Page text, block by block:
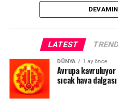
RMMO resmi internet
terör örgütü PKK’ya verdiği
LATEST
DÜNYA 1 ay önce
Avrupa kavruluyor
sıcak hava